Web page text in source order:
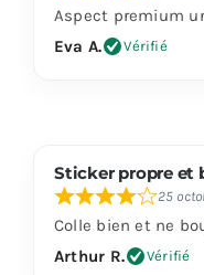
Aspect premium
Eva A.
Vérifié
Sticker propre et
25
Colle bien et ne
Arthur R.
Vérifié